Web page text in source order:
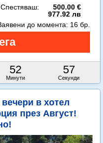
Спестяваш:
500.00 €
977.92 лв
52
Минути
56
Секунди
до момента: 16 бр.
в хотел
през Август!